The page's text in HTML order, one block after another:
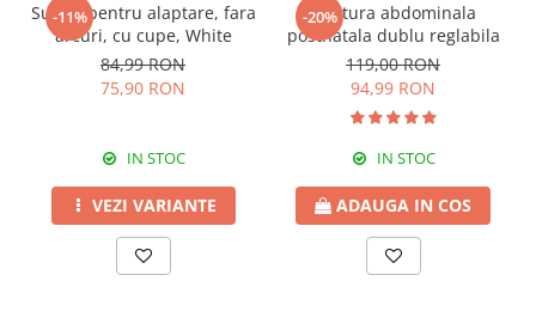
-11%
Sutien pentru alaptare, fara
arcuri, cu cupe, White
84,99 RON
75,90 RON
IN STOC
VEZI VARIANTE
-20%
Centura abdominala
postnatala dublu reglabila
119,00 RON
94,99 RON
IN STOC
ADAUGA IN COS